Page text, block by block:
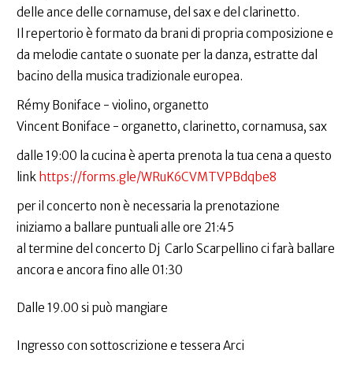
delle ance delle cornamuse, del sax e del clarinetto.
Il repertorio è formato da brani di propria composizione e
da melodie cantate o suonate per la danza, estratte dal
bacino della musica tradizionale europea.
Rémy Boniface - violino, organetto
Vincent Boniface - organetto, clarinetto, cornamusa, sax
dalle 19:00 la cucina è aperta prenota la tua cena a questo
link https://forms.gle/WRuK6CVMTVPBdqbe8
per il concerto non è necessaria la prenotazione
iniziamo a ballare puntuali alle ore 21:45
al termine del concerto Dj Carlo Scarpellino ci farà ballare
ancora e ancora fino alle 01:30
Dalle 19.00 si può mangiare
Ingresso con sottoscrizione e tessera Arci